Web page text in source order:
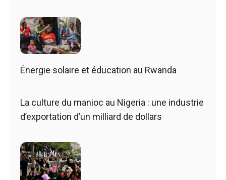
Énergie solaire et éducation au Rwanda
La culture du manioc au Nigeria : une industrie
d’exportation d’un milliard de dollars